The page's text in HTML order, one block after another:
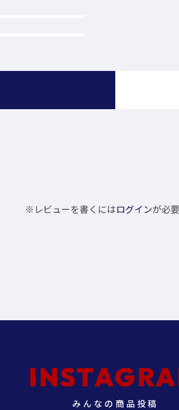
※レビューを書くにはログインが必
みんなの商品投稿